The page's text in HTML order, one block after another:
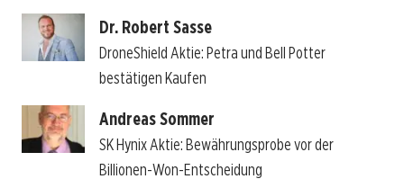
Dr. Robert Sasse
DroneShield Aktie: Petra und Bell Potter
bestätigen Kaufen
Andreas Sommer
SK Hynix Aktie: Bewährungsprobe vor der
Billionen-Won-Entscheidung